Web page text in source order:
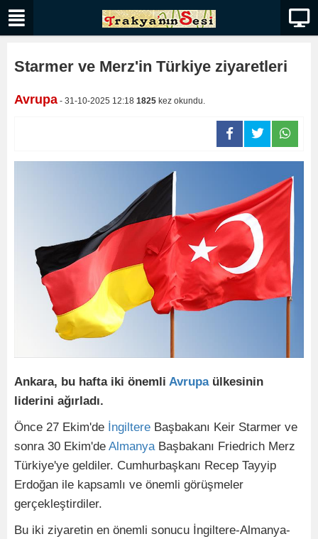
Starmer ve Merz'in Türkiye ziyaretleri
Avrupa - 31-10-2025 12:18 1825 kez okundu.
Ankara, bu hafta iki önemli Avrupaülkesinin
liderini ağırladı.
Önce 27 Ekim'de İngiltere Başbakanı Keir Starmer ve
sonra 30 Ekim'de AlmanyaBaşbakanı Friedrich Merz
Türkiye'ye geldiler. Cumhurbaşkanı Recep Tayyip
Erdoğan ile kapsamlı ve önemli görüşmeler
gerçekleştirdiler.
Bu iki ziyaretin en önemli sonucu İngiltere-Almanya-